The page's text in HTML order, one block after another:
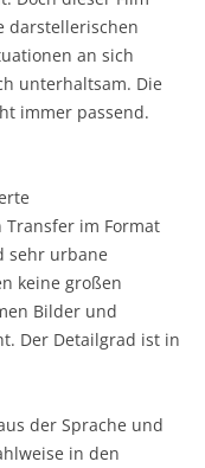
darstellerischen
an sich
unterhaltsam. Die
immer passend.
Transfer im Format
sehr urbane
keine großen
Bilder und
Der Detailgrad ist in
der Sprache und
in den